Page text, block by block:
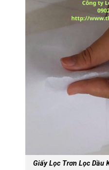
Giấy Lọc Trơn Lọc Dầu